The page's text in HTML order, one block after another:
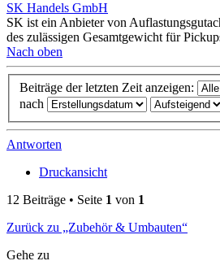
SK Handels GmbH
SK ist ein Anbieter von
des zulässigen Gesamtgewicht für
Nach oben
Beiträge der letzten Zeit anzeigen:
nach
Antworten
Druckansicht
12 Beiträge • Seite 1 von 1
Zurück zu „Zubehör & Umbauten“
Gehe zu